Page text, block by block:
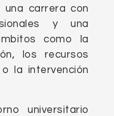
carrera con
y una
como la
los recursos
la intervención
universitario